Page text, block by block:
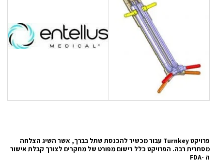
פרויקטTurnkey עבור מכשיר להכנסת שתל בברך, אשר השיג הצלחה
מסחרית רבה. הפרויקט כלל רישום מפורט של מחקרים לצורך קבלת אישור
ה FDA-